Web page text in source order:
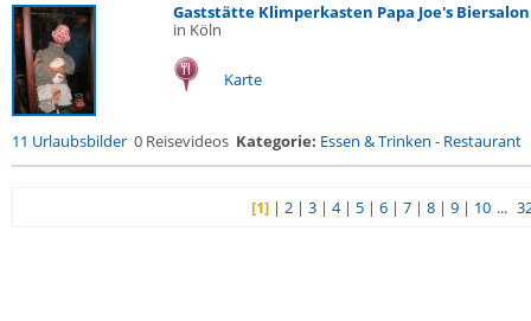
Gaststätte Klimperkasten Papa Joe's Biersalon
in Köln
Karte
11 Urlaubsbilder 0 Reisevideos Kategorie: Essen & Trinken - Restaurant
[1]| 2| 3| 4| 5| 6| 7| 8| 9| 10 ...